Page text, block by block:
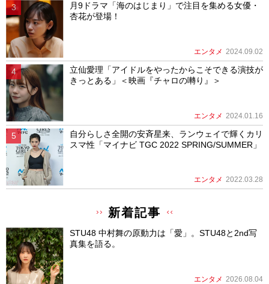
月9ドラマ「海のはじまり」で注目を集める女優・
杏花が登場！
エンタメ 2024.09.02
立仙愛理「アイドルをやったからこそできる演技が
きっとある」＜映画『チャロの囀り』＞
エンタメ 2024.01.16
自分らしさ全開の安斉星来、ランウェイで輝くカリ
スマ性「マイナビ TGC 2022 SPRING/SUMMER」
エンタメ 2022.03.28
新着記事
STU48 中村舞の原動力は「愛」。STU48と2nd写
真集を語る。
エンタメ 2026.08.04